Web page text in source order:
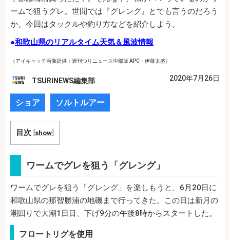
ームで狙うグレ。世間では『グレング』とでも言うのだろう
か。今回はタックルや釣り方などを紹介しよう。
●和歌山県のリアルタイム天気＆風波情報
（アイキャッチ画像提供：週刊つりニュース中部版 APC・伊藤太盛）
TSURINEWS編集部 2020年7月26日
ショア ソルトルアー
目次 [show]
ワームでグレを狙う「グレング」
ワームでグレを狙う「グレング」を楽しもうと、6月20日に
和歌山県の那智勝浦の地磯まで行ってきた。この日は新月の
潮回りで大潮1日目、下げ9分の午後8時からスタートした。
フロートリグを使用